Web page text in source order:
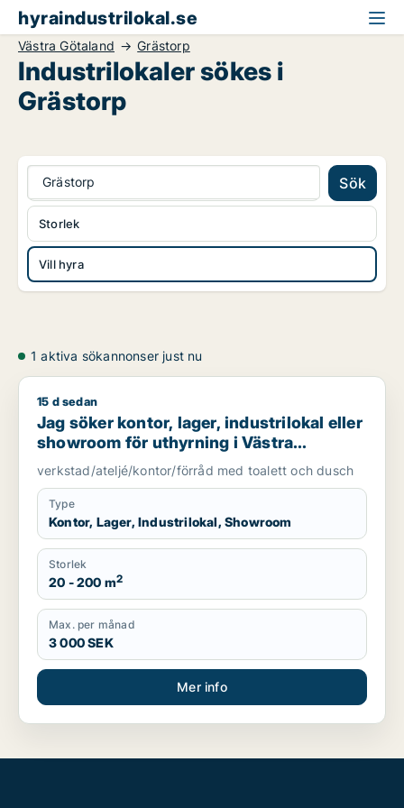
hyraindustrilokal.se
Västra Götaland Grästorp
Industrilokaler sökes i
Grästorp
Grästorp Sök
Vill hyra
Storlek
1 aktiva sökannonser just nu
Jag söker kontor, lager, industrilokal eller showroom för
15 d sedan
Jag söker kontor, lager, industrilokal eller
showroom för uthyrning i Västra
Götaland
verkstad/ateljé/kontor/förråd med toalett och dusch
Type
Kontor, Lager, Industrilokal, Showroom
Storlek
20 - 200 m2
Max. per månad
3 000 SEK
Mer info